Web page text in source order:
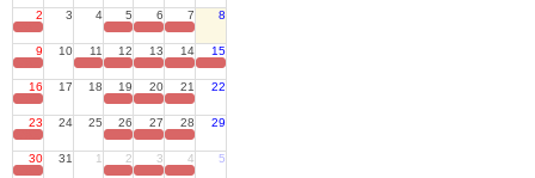
2 3 4 5 6 7 8
9 10 11 12 13 14 15
16 17 18 19 20 21 22
23 24 25 26 27 28 29
30 31 1 2 3 4 5